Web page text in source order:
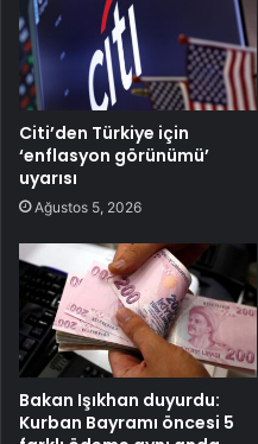
Citi’den Türkiye için
‘enflasyon görünümü’
uyarısı
Ağustos 5, 2026
Bakan Işıkhan duyurdu:
Kurban Bayramı öncesi 5